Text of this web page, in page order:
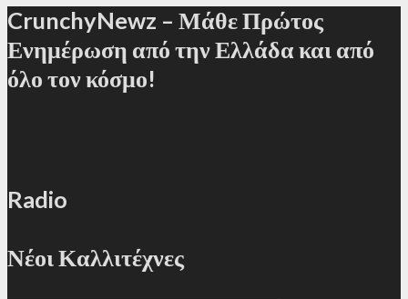
CrunchyNewz – Μάθε Πρώτος
Ενημέρωση από την Ελλάδα και από
όλο τον κόσμο!
Radio
Νέοι Καλλιτέχνες